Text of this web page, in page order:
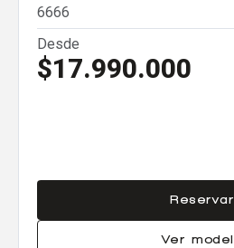
6666
Desde
$17.990.000
Reservar
Ver